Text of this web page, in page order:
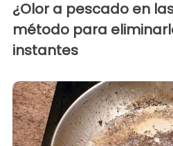
¿Olor a pescado en
método para
instantes